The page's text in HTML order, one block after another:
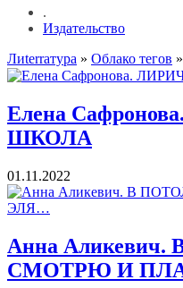
.
Издательство
Лиterraтура » Облако тегов
Елена
ШКОЛА
01.11.2022
Анна
СМОТРЮ И